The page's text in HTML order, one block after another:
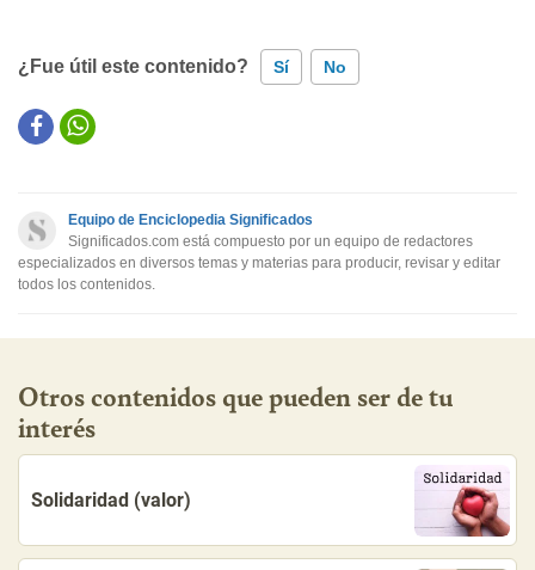
¿Fue útil este contenido? Sí No
Este contenido contiene información incorrecta
Otro
Equipo de Enciclopedia Significados
Significados.com está compuesto por un equipo de redactores
especializados en diversos temas y materias para producir, revisar y editar
todos los contenidos.
Otros contenidos que pueden ser de tu
interés
Solidaridad (valor)